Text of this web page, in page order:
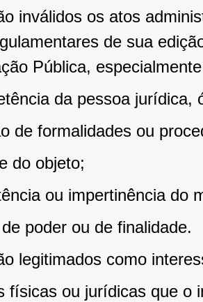
inválidos os atos
de sua
Pública,
da pessoa jurídica,
de formalidades ou
do objeto;
ou impertinência do
poder ou de finalidade.
legitimados como
físicas ou jurídicas que o